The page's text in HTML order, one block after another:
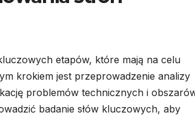
etapów, które mają na celu
krokiem jest przeprowadzenie analizy
problemów technicznych i
badanie słów kluczowych, aby